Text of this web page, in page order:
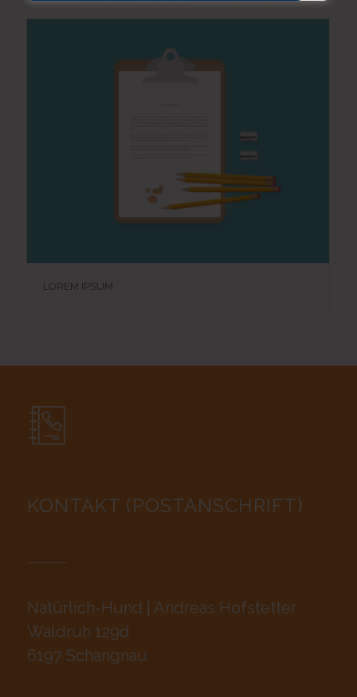
LOREM IPSUM
KONTAKT (POSTANSCHRIFT)
Natürlich-Hund | Andreas Hofstetter
Waldruh 129d
6197 Schangnau